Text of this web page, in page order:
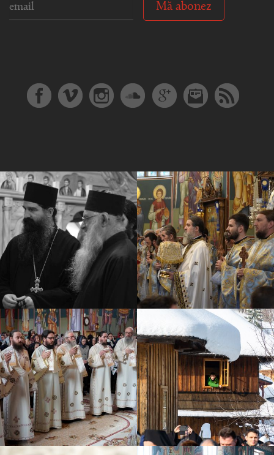
Mă abonez